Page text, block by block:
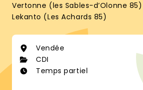
Vertonne (les Sables-d’Olonne
Lekanto (Les Achards 85)
Vendée
CDI
Temps partiel